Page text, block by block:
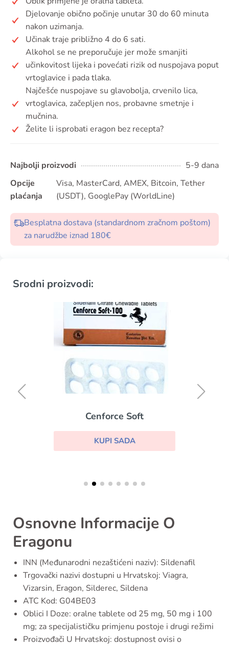
Djelovanje obično počinje unutar 30 do 60 minuta
nakon uzimanja.
Učinak traje približno 4 do 6 sati.
Alkohol se ne preporučuje jer može smanjiti
učinkovitost lijeka i povećati rizik od nuspojava poput
vrtoglavice i pada tlaka.
Najčešće nuspojave su glavobolja, crvenilo lica,
vrtoglavica, začepljen nos, probavne smetnje i
mučnina.
Želite li isprobati eragon bez recepta?
Najbolji proizvodi
5-9 dana
Opcije
plaćanja
Visa, MasterCard, AMEX, Bitcoin, Tether
(USDT), GooglePay (WorldLine)
Besplatna dostava (standardnom zračnom poštom)
za narudžbe iznad 180€
Srodni proizvodi:
Cenforce Soft
KUPI SADA
Osnovne Informacije O
Eragonu
INN (Međunarodni nezaštićeni naziv): Sildenafil
Trgovački nazivi dostupni u Hrvatskoj: Viagra,
Vizarsin, Eragon, Silderec, Sildena
ATC Kod: G04BE03
Oblici I Doze: oralne tablete od 25 mg, 50 mg i 100
mg; za specijalističku primjenu postoje i drugi režimi
Proizvođači U Hrvatskoj: dostupnost ovisi o